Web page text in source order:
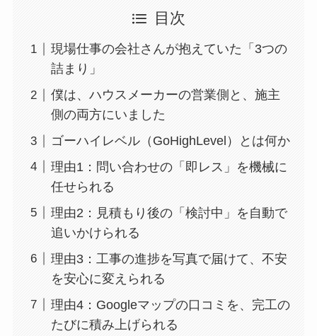
目次
現場仕事の会社さんが抱えていた「3つの
詰まり」
僕は、ハウスメーカーの営業側と、施主
側の両方にいました
ゴーハイレベル（GoHighLevel）とは何か
理由1：問い合わせの「即レス」を機械に
任せられる
理由2：見積もり後の「検討中」を自動で
追いかけられる
理由3：工事の進捗を写真で届けて、不安
を安心に変えられる
理由4：Googleマップの口コミを、完工の
たびに積み上げられる